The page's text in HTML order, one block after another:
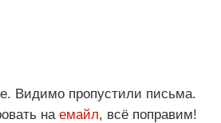
Видимо пропустили письма.
на емайл, всё поправим!